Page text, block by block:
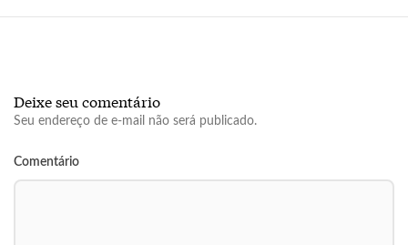
Deixe seu comentário
Seu endereço de e-mail não será publicado.
Comentário